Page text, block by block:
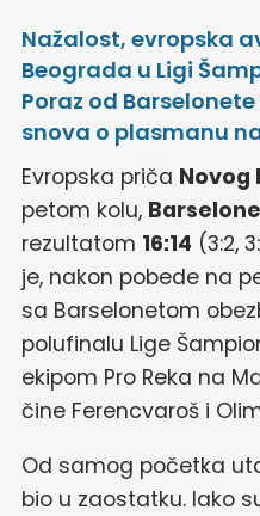
Nažalost, evropska
Beograda u Ligi
Poraz od
snova o plasmanu
Evropska priča Novog
petom kolu,
rezultatom 16:14 (3:2,
je, nakon pobede na
sa Barselonetom
polufinalu Lige
ekipom Pro Reka na
čine Ferencvaroš i
Od samog početka
bio u zaostatku. Iako